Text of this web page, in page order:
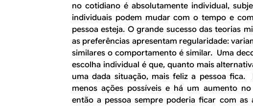
no cotidiano é absolutamente individual,
individuais podem mudar com o tempo e
pessoa esteja. O grande sucesso das teorias
as preferências apresentam regularidade:
similares o comportamento é similar. Uma
escolha individual é que, quanto mais
uma dada situação, mais feliz a pessoa fica.
menos ações possíveis e há um aumento
então a pessoa sempre poderia ficar com